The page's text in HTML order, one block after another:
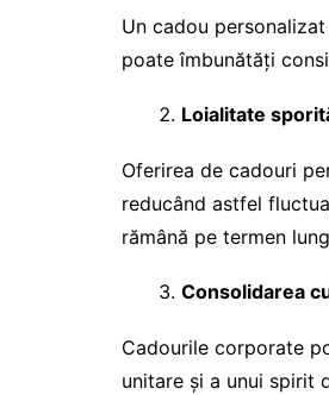
Un cadou
poate îmbunătăți
Loialitate
Oferirea de cadouri
reducând astfel
rămână pe termen
Consolidarea
Cadourile corporate
unitare și a unui spirit